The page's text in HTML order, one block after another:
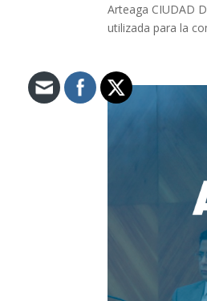
Arteaga CIUDAD
utilizada para la